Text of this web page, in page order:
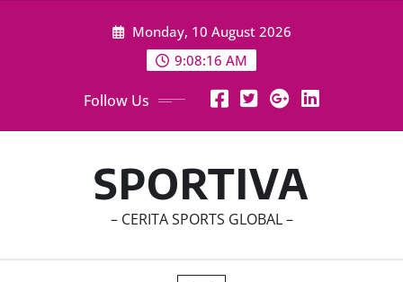
Monday, 10 August 2026
9:08:18 AM
Follow Us
SPORTIVA
– CERITA SPORTS GLOBAL –